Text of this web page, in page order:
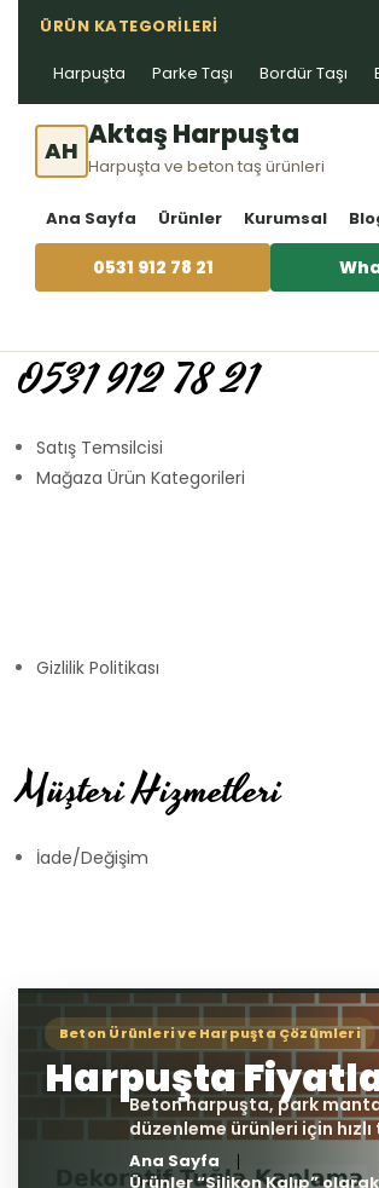
ÜRÜN KATEGORILERI
Harpuşta Parke Taşı Bordür Taşı
AH Aktaş Harpuşta
Harpuşta ve beton taş ürünleri
Ana Sayfa Ürünler Kurumsal
0531 912 78 21
0531 912 78 21
Satış Temsilcisi
Mağaza Ürün Kategorileri
Gizlilik Politikası
Müşteri Hizmetleri
İade/Değişim
Ana Sayfa
Ürünler “Silikon Kalıp”